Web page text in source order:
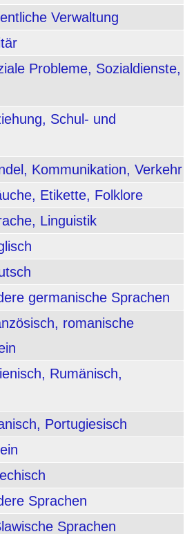
Verwaltung
Probleme, Sozialdienste,
Schul- und
Kommunikation, Verkehr
Etikette, Folklore
Linguistik
germanische Sprachen
romanische
Rumänisch,
Portugiesisch
Sprachen
Sprachen